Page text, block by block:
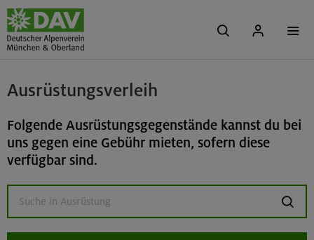
Ausrüstungsverleih
Folgende Ausrüstungsgegenstände kannst du bei
uns gegen eine Gebühr mieten, sofern diese
verfügbar sind.
suchen